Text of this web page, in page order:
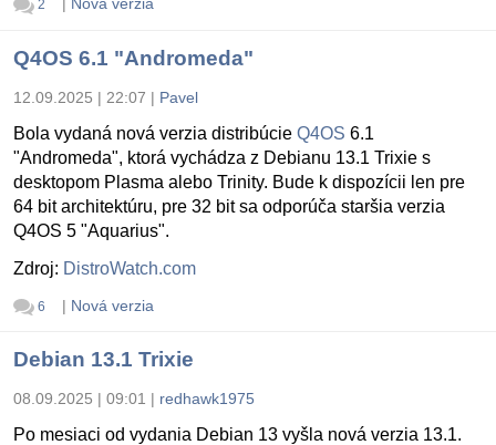
2 | Nová verzia
Q4OS 6.1 "Andromeda"
12.09.2025 | 22:07 | Pavel
Bola vydaná nová verzia distribúcie Q4OS 6.1
"Andromeda", ktorá vychádza z Debianu 13.1 Trixie s
desktopom Plasma alebo Trinity. Bude k dispozícii len pre
64 bit architektúru, pre 32 bit sa odporúča staršia verzia
Q4OS 5 "Aquarius".
Zdroj: DistroWatch.com
6 | Nová verzia
Debian 13.1 Trixie
08.09.2025 | 09:01 | redhawk1975
Po mesiaci od vydania Debian 13 vyšla nová verzia 13.1.